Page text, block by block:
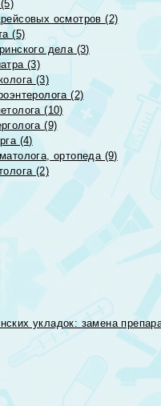
осмотров (2)
(5)
дела (3)
(3)
(3)
(2)
(10)
(9)
(4)
ортопеда (9)
(2)
укладок: замена